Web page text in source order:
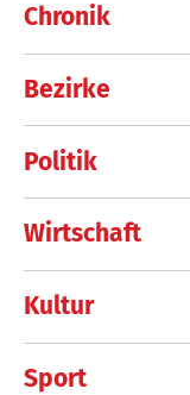
Chronik
Bezirke
Politik
Wirtschaft
Kultur
Sport